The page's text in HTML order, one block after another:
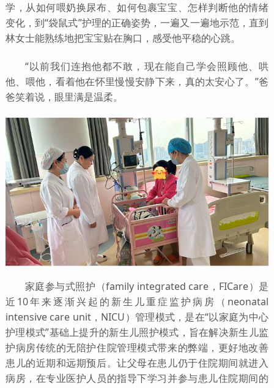
学，从如何喂奶换尿布、如何包裹宝宝、怎样判断他的情绪
变化，到“袋鼠式”护理的正确姿势，一遍又一遍地示范，直到
林女士能熟练地把宝宝贴在胸口，感受他平稳的心跳。
“以前我们连抱他都不敢，现在能自己学会照顾他、哄
他、喂他，看着他在怀里慢慢安静下来，真的太安心了。”爸
爸笑着说，眼里满是温柔。
家庭参与式照护（family integrated care，FICare）是
近10年来逐渐兴起的新生儿重症监护病房（neonatal
intensive care unit，NICU）管理模式，是在“以家庭为中心
护理模式”基础上提升的新生儿照护模式，旨在解决新生儿监
护病房传统的无陪护住院管理模式带来的弊端，更好地改善
患儿的近期和远期预后。让父母在患儿仍于住院期间就进入
病房，在专业医护人员的指导下学习并参与患儿住院期间的